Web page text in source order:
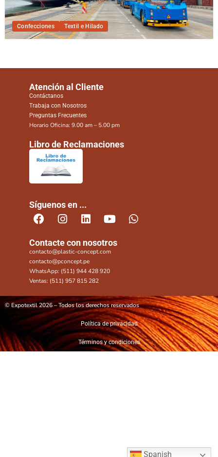
Confecciones Textil e Hilado
Atención al Cliente
Contáctanos
Trabaja con Nosotros
Preguntas Frecuentes
Horario Oficina: 9.00 am – 5.00 pm
Libro de Reclamaciones
Síguenos en ...
Contacte con nosotros
contacto@plastic-concept.com
contacto@pconcept.pe
WhatsApp: (511) 944 428 920
Ventas: (511) 957 815 282
© Expotextil 2026 – Todos los derechos reservados
Política de privacidad
Términos y condiciones
Spanish